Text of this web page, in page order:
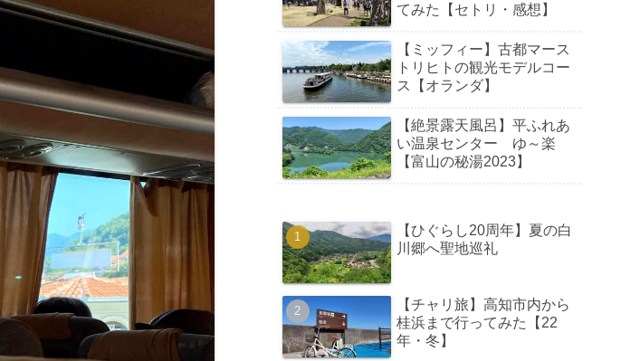
てみた【セトリ・感想】
【ミッフィー】古都マース
トリヒトの観光モデルコー
ス【オランダ】
【絶景露天風呂】平ふれあ
い温泉センター ゆ～楽
【富山の秘湯2023】
【ひぐらし20周年】夏の白
川郷へ聖地巡礼
【チャリ旅】高知市内から
桂浜まで行ってみた【22
年・冬】